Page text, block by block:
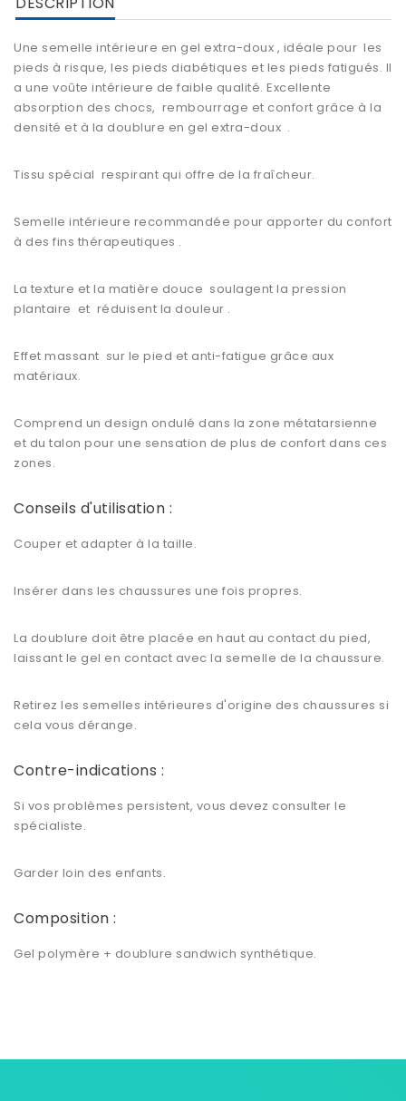
Une semelle intérieure en gel extra-doux , idéale pour les
pieds à risque, les pieds diabétiques et les pieds fatigués. Il
a une voûte intérieure de faible qualité. Excellente
absorption des chocs, rembourrage et confort grâce à la
densité et à la doublure en gel extra-doux .
Tissu spécial respirant qui offre de la fraîcheur.
Semelle intérieure recommandée pour apporter du confort
à des fins thérapeutiques .
La texture et la matière douce soulagent la pression
plantaire et réduisent la douleur .
Effet massant sur le pied et anti-fatigue grâce aux
matériaux.
Comprend un design ondulé dans la zone métatarsienne
et du talon pour une sensation de plus de confort dans ces
zones.
Conseils d'utilisation :
Couper et adapter à la taille.
Insérer dans les chaussures une fois propres.
La doublure doit être placée en haut au contact du pied,
laissant le gel en contact avec la semelle de la chaussure.
Retirez les semelles intérieures d'origine des chaussures si
cela vous dérange.
Contre-indications :
Si vos problèmes persistent, vous devez consulter le
spécialiste.
Garder loin des enfants.
Composition :
Gel polymère + doublure sandwich synthétique.